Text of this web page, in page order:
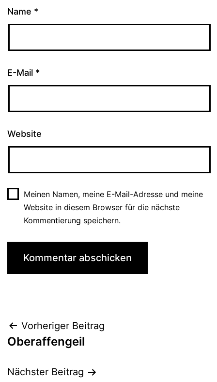
Name *
E-Mail *
Website
Meinen Namen, meine E-Mail-Adresse und meine
Website in diesem Browser für die nächste
Kommentierung speichern.
Beitrags-
Navigation
Vorheriger Beitrag
Oberaffengeil
Nächster Beitrag